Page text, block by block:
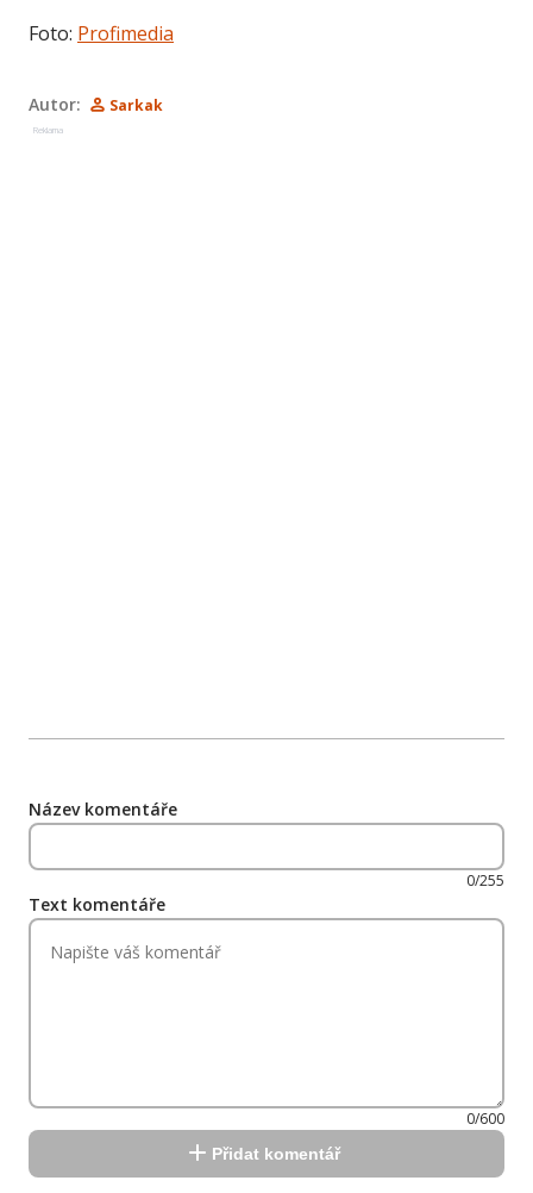
Foto: Profimedia
Autor: Sarkak
Reklama
Název komentáře
0/255
Text komentáře
0/600
Přidat komentář